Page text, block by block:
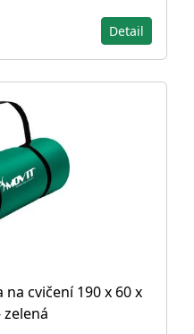
Detail
cvičení 190 x 60 x
zelená